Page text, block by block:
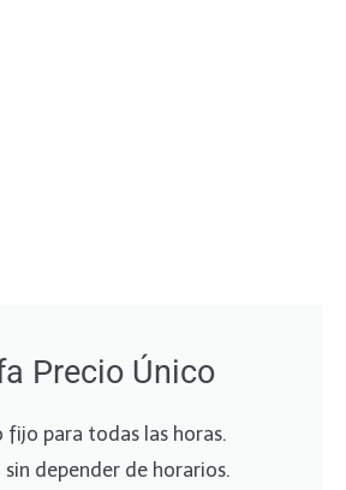
Precio Único
fijo para todas las horas.
sin depender de horarios.